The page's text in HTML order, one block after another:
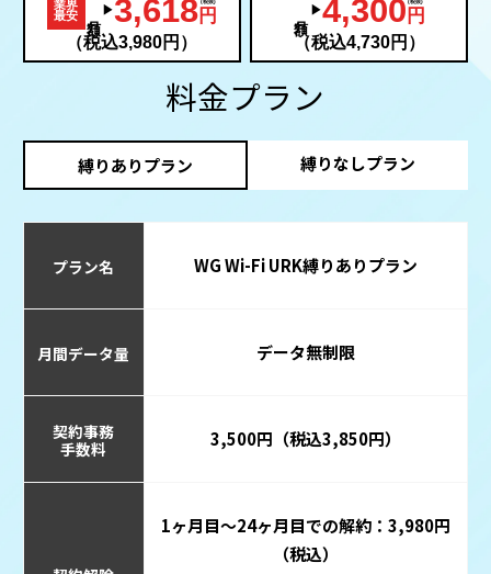
業界
最安
▶︎3,618円
（税込3,980円）
▶︎4,300円
（税込4,730円）
料金プラン
縛りありプラン 縛りなしプラン
プラン名 WG Wi-Fi URK縛りありプラン
月間データ量 データ無制限
契約事務
手数料
3,500円（税込3,850円）
1ヶ月目～24ヶ月目での解約：3,980円
（税込）